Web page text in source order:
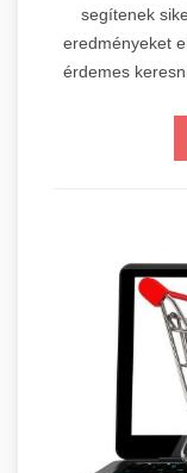
segítenek
eredményeket
érdemes